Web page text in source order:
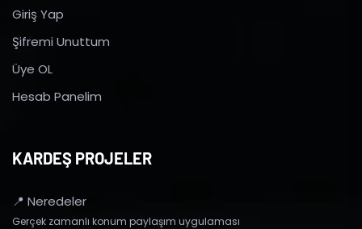
Giriş Yap
Şifremi Unuttum
Üye OL
Hesab Panelim
KARDEŞ PROJELER
📍 Neredeler
Gerçek zamanlı konum paylaşım uygulaması